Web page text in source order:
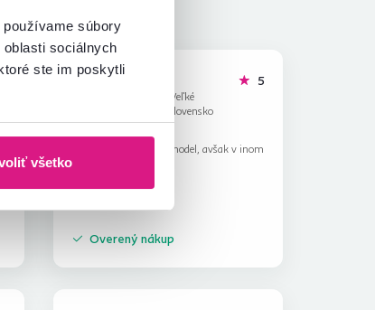
súbory
sociálnych
ste im poskytli
všetko
hviezdičiek Ján H.
27.12.2024, Veľké
Vozokany, Slovensko
5hviezdičiek
Recenzia pre rovnaký model, avšak v inom
prevedení
Overený nákup